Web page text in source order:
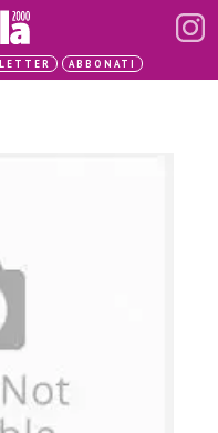
ABBONATI